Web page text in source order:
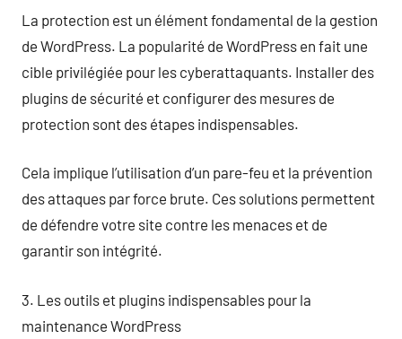
La protection est un élément fondamental de la gestion
de WordPress. La popularité de WordPress en fait une
cible privilégiée pour les cyberattaquants. Installer des
plugins de sécurité et configurer des mesures de
protection sont des étapes indispensables.
Cela implique l’utilisation d’un pare-feu et la prévention
des attaques par force brute. Ces solutions permettent
de défendre votre site contre les menaces et de
garantir son intégrité.
3. Les outils et plugins indispensables pour la
maintenance WordPress